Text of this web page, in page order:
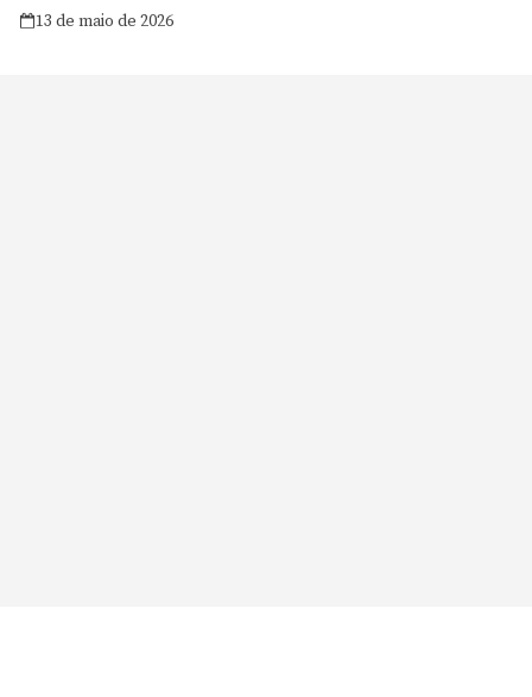
13 de maio de 2026